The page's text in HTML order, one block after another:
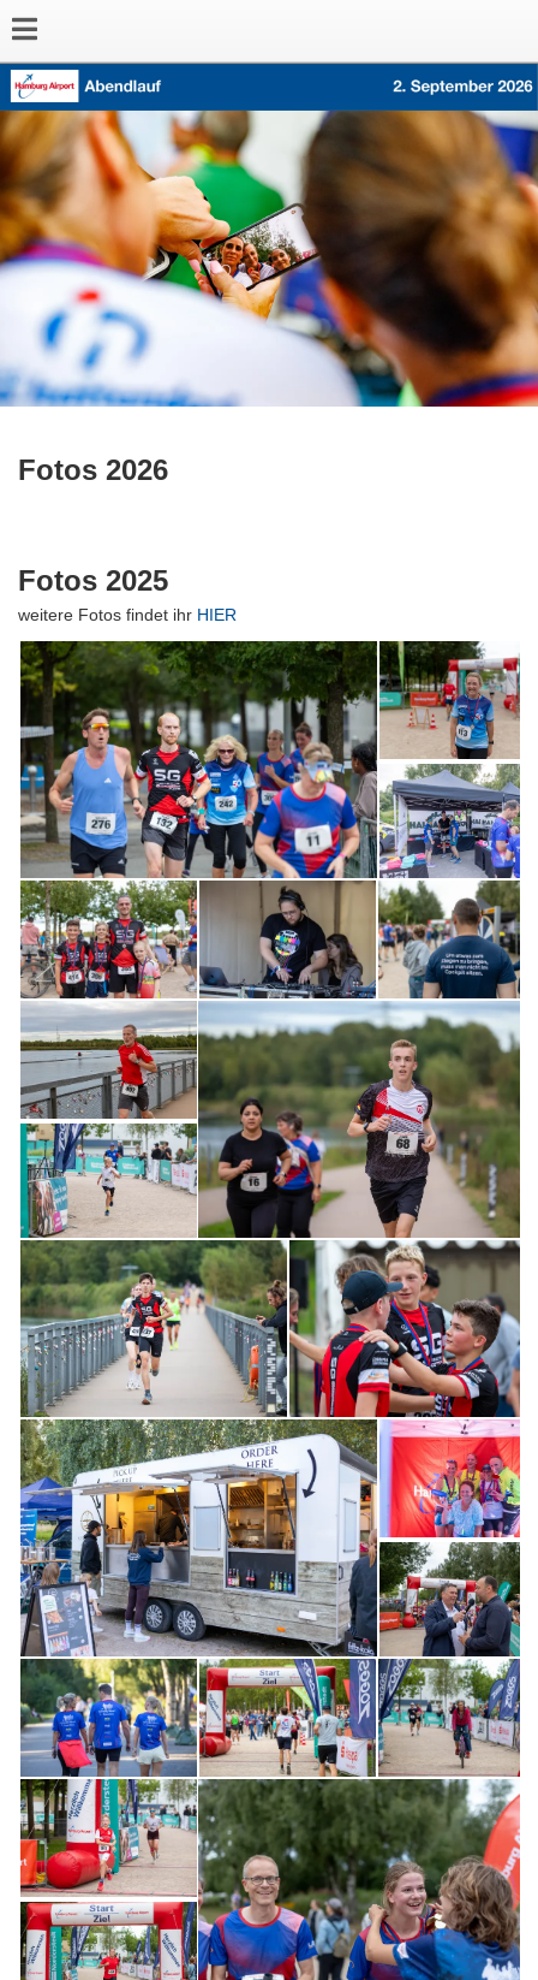
Fotos 2026
Fotos 2025
weitere Fotos findet ihr HIER